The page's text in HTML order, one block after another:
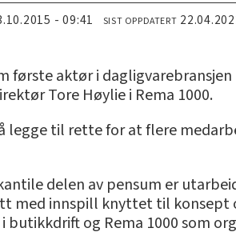
- 09:41 SIST OPPDATERT
første aktør i
Tore Høylie i Rema 1000.
legge til rette for at flere
delen av pensum er
med innspill knyttet til konsept
butikkdrift og Rema 1000 som